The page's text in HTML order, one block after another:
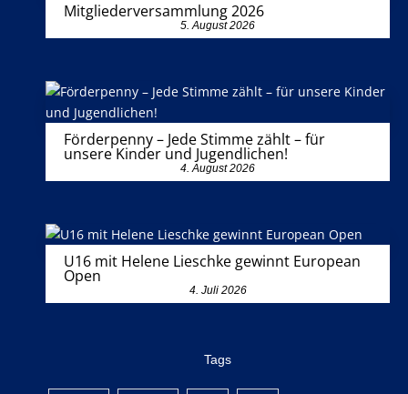
Mitgliederversammlung 2026
5. August 2026
Förderpenny – Jede Stimme zählt – für
unsere Kinder und Jugendlichen!
4. August 2026
U16 mit Helene Lieschke gewinnt European
Open
4. Juli 2026
Tags